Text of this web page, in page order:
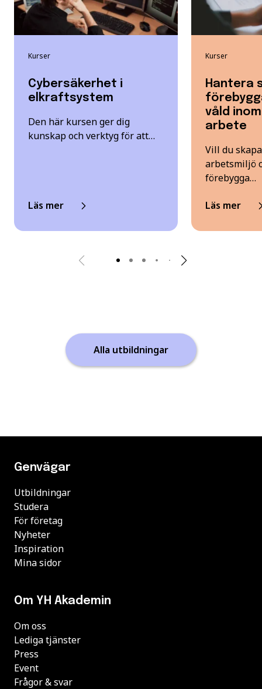
Kurser
Cybersäkerhet i
elkraftsystem
Den här kursen ger dig
kunskap och verktyg för att…
Läs mer
Kurser
Hantera
våld
arbete
Vill du
arbetsmiljö
förebygga…
Läs mer
Alla utbildningar
Genvägar
Utbildningar
Studera
För företag
Nyheter
Inspiration
Mina sidor
Om YH Akademin
Om oss
Lediga tjänster
Press
Event
Frågor & svar